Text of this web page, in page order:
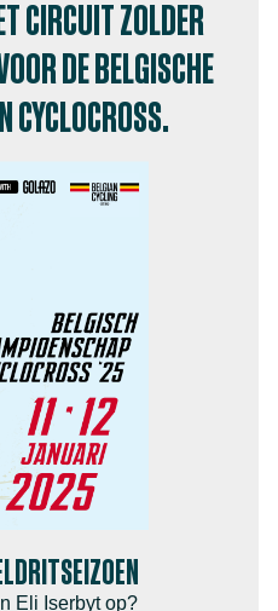
CIRCUIT ZOLDER
DE BELGISCHE
CYCLOCROSS.
Eli Iserbyt op?